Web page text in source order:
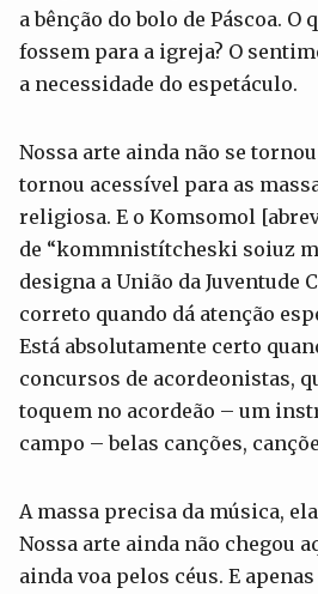
a bênção do bolo de Páscoa. O
fossem para a igreja? O
a necessidade do espetáculo.
Nossa arte ainda não se
tornou acessível para as
religiosa. E o Komsomol
de “kommnistítcheski soiuz
designa a União da Juventude
correto quando dá atenção
Está absolutamente certo
concursos de acordeonistas,
toquem no acordeão – um
campo – belas canções,
A massa precisa da música,
Nossa arte ainda não chegou
ainda voa pelos céus. E